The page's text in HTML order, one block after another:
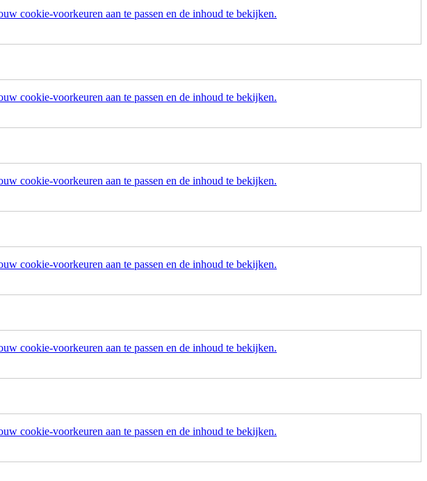
cookie-voorkeuren aan te passen en de inhoud te bekijken.
cookie-voorkeuren aan te passen en de inhoud te bekijken.
cookie-voorkeuren aan te passen en de inhoud te bekijken.
cookie-voorkeuren aan te passen en de inhoud te bekijken.
cookie-voorkeuren aan te passen en de inhoud te bekijken.
cookie-voorkeuren aan te passen en de inhoud te bekijken.